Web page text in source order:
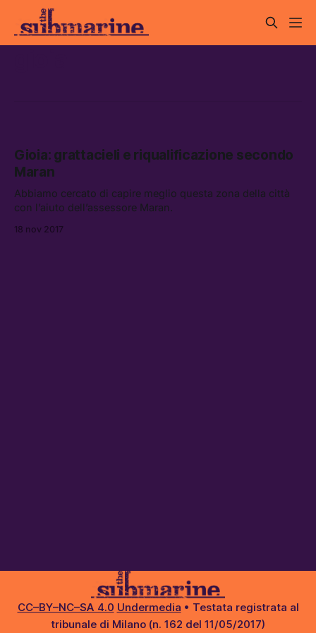
Gioia: grattacieli e riqualificazione secondo
Maran
Abbiamo cercato di capire meglio questa zona della città
con l’aiuto dell’assessore Maran.
18 nov 2017
CC–BY–NC–SA 4.0 Undermedia • Testata registrata al
tribunale di Milano (n. 162 del 11/05/2017)